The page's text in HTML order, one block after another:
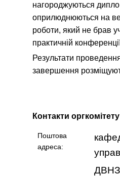
нагороджуються
оприлюднюються на
роботи, який не брав
практичній
Результати
завершення
Контакти
Поштова
адреса:
ДВНЗ